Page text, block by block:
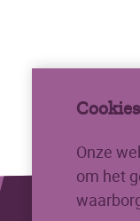
Cookies
Onze
om het